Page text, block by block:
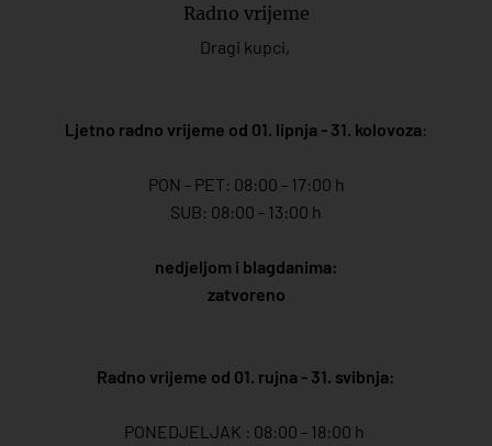
Radno vrijeme
Dragi kupci,
Ljetno radno vrijeme od 01. lipnja - 31. kolovoza:
PON - PET: 08:00 - 17:00 h
SUB: 08:00 - 13:00 h
nedjeljom i blagdanima:
zatvoreno
Radno vrijeme od 01. rujna - 31. svibnja:
PONEDJELJAK : 08:00 - 18:00 h